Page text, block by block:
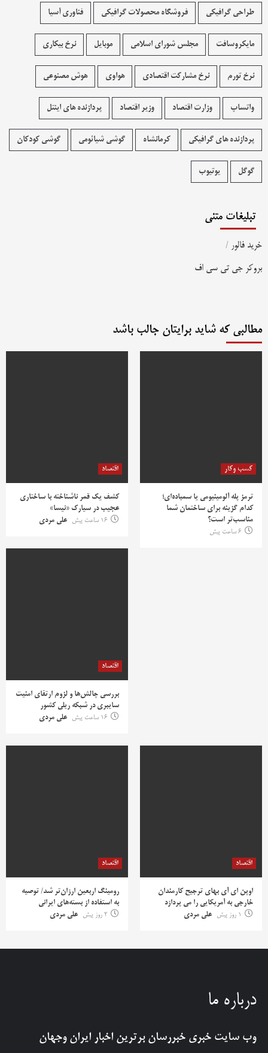
طراحی گرافیکی فروشگاه محصولات گرافيکی فناوری آسیا
مایکروسافت مجلس شورای اسلامی موبایل نرخ بیکاری
نرخ تورم نرخ مشارکت اقتصادی هواوی هوش مصنوعی
واتساپ وزارت اقتصاد وزیر اقتصاد پردازنده های اینتل
پردازنده های گرافیکی کرمانشاه گوشی شیائومی گوشی کودکان
گوگل یوتیوب
تبلیغات متنی
خرید فالور /
بروکر جی تی سی اف
مطالبی که شاید برایتان جالب باشد
کسب وکار
ترمز پله آلومینیومی یا سمباده‌ای؛
کدام گزینه برای ساختمان شما
مناسب‌تر است؟
6 ساعت پیش
اقتصاد
کشف یک قمر ناشناخته با ساختاری
عجیب در سیارک «نیسا»
16 ساعت پیش
علی مردی
اقتصاد
بررسی چالش‌ها و لزوم ارتقای امنیت
سایبری در شبکه ریلی کشور
16 ساعت پیش
علی مردی
اقتصاد
اوپن ای آی بهای ترجیح کارمندان
خارجی به آمریکایی را می پردازد
1 روز پیش
علی مردی
اقتصاد
رومینگ اربعین ارزان‌تر شد/ توصیه
به استفاده از بسته‌های ایرانی
2 روز پیش
علی مردی
درباره ما
وب سایت خبری خبررسان برترین اخبار ایران وجهان